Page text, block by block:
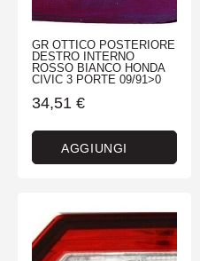
GR OTTICO POSTERIORE
DESTRO INTERNO
ROSSO BIANCO HONDA
CIVIC 3 PORTE 09/91>0
34,51 €
AGGIUNGI